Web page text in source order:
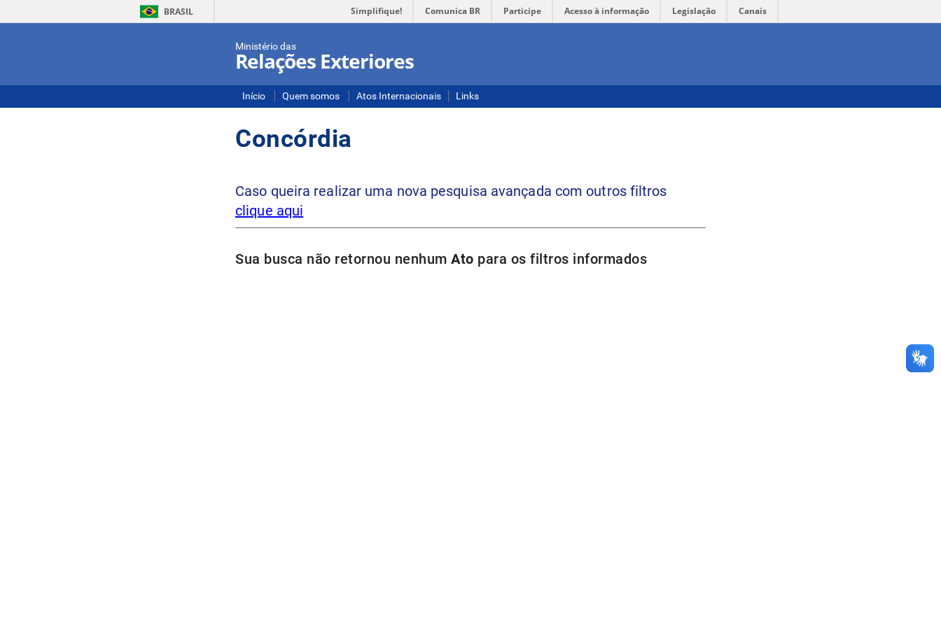
BRASIL Simplifique! Comunica BR Participe Acesso à informação Legislação Canais
Ministério das
Relações Exteriores
Início Quem somos Atos Internacionais Links
Concórdia
Caso queira realizar uma nova pesquisa avançada com outros filtros
clique aqui
Sua busca não retornou nenhum Ato para os filtros informados